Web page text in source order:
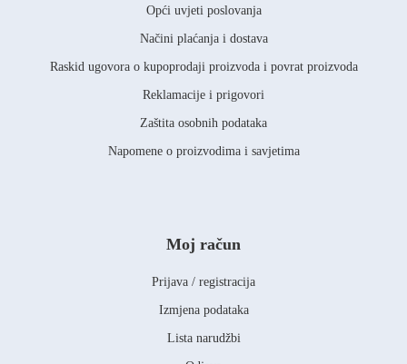
Opći uvjeti poslovanja
Načini plaćanja i dostava
Raskid ugovora o kupoprodaji proizvoda i povrat proizvoda
Reklamacije i prigovori
Zaštita osobnih podataka
Napomene o proizvodima i savjetima
Moj račun
Prijava / registracija
Izmjena podataka
Lista narudžbi